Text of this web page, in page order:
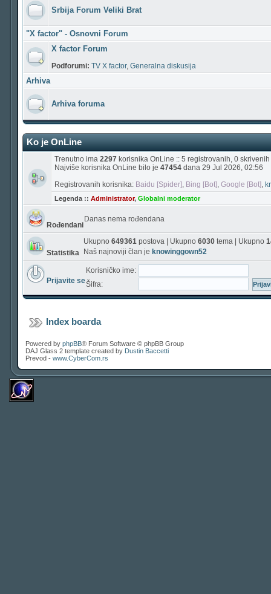
Srbija Forum Veliki Brat
"X factor" - Osnovni Forum
X factor Forum
Podforumi: TV X factor, Generalna diskusija
Arhiva
Arhiva foruma
Ko je OnLine
Trenutno ima 2297 korisnika OnLine :: 5 registrovanih, 0
Najviše korisnika OnLine bilo je 47454 dana 29 Jul 2026, 02:56
Registrovanih korisnika: Baidu [Spider], Bing [Bot], Google [Bot],
Legenda :: Administrator, Globalni moderator
Rođendani
Danas nema rođendana
Statistika
Ukupno 649361 postova | Ukupno 6030 tema | Ukupno
Naš najnoviji član je knowinggown52
Prijavite se
Korisničko ime:
Šifra:
Index boarda
Powered by phpBB® Forum Software © phpBB Group
DAJ Glass 2 template created by Dustin Baccetti
Prevod - www.CyberCom.rs